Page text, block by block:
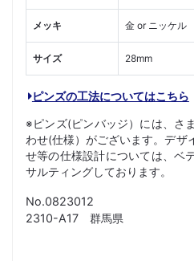
メッキ 金 or ニッケル
サイズ 28mm
ピンズの工法についてはこちら
※ピンズ(ピンバッジ）には、さ
わせ(仕様）がございます。デザ
せ等の仕様設計については、ベ
サルティングしております。
No.0823012
2310-A17 群馬県